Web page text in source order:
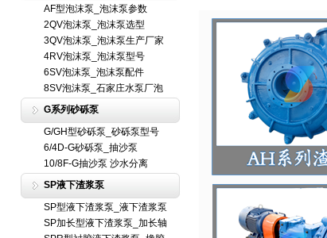
AF型泡沫泵_泡沫泵参数
2QV泡沫泵_泡沫泵选型
3QV泡沫泵_泡沫泵生产厂家
4RV泡沫泵_泡沫泵型号
6SV泡沫泵_泡沫泵配件
8SV泡沫泵_石家庄水泵厂泡
G系列砂砾泵
G/GH型砂砾泵_砂砾泵型号
6/4D-G砂砾泵_抽沙泵
10/8F-G抽沙泵 沙水分离
SP液下渣浆泵
SP型液下渣浆泵_液下渣浆泵
SP加长型液下渣浆泵_加长轴